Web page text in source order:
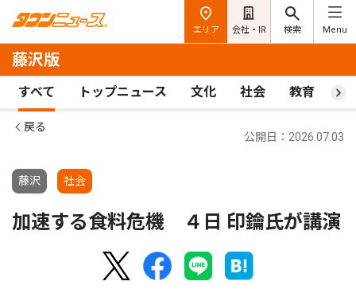
エリア 会社・IR 検索 Menu
藤沢版
すべて トップニュース 文化 社会 教育 ス
戻る
藤沢 社会
公開日：2026.07.03
加速する食料危機 ４日 印鑰氏が講演